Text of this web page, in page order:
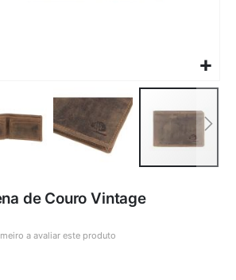
de Couro Vintage
a avaliar este produto